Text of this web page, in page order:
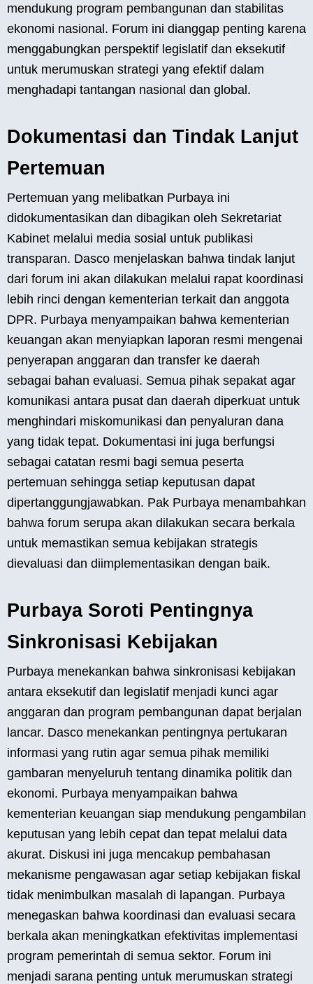
mendukung program pembangunan dan stabilitas
ekonomi nasional. Forum ini dianggap penting karena
menggabungkan perspektif legislatif dan eksekutif
untuk merumuskan strategi yang efektif dalam
menghadapi tantangan nasional dan global.
Dokumentasi dan Tindak Lanjut
Pertemuan
Pertemuan yang melibatkan Purbaya ini
didokumentasikan dan dibagikan oleh Sekretariat
Kabinet melalui media sosial untuk publikasi
transparan. Dasco menjelaskan bahwa tindak lanjut
dari forum ini akan dilakukan melalui rapat koordinasi
lebih rinci dengan kementerian terkait dan anggota
DPR. Purbaya menyampaikan bahwa kementerian
keuangan akan menyiapkan laporan resmi mengenai
penyerapan anggaran dan transfer ke daerah
sebagai bahan evaluasi. Semua pihak sepakat agar
komunikasi antara pusat dan daerah diperkuat untuk
menghindari miskomunikasi dan penyaluran dana
yang tidak tepat. Dokumentasi ini juga berfungsi
sebagai catatan resmi bagi semua peserta
pertemuan sehingga setiap keputusan dapat
dipertanggungjawabkan. Pak Purbaya menambahkan
bahwa forum serupa akan dilakukan secara berkala
untuk memastikan semua kebijakan strategis
dievaluasi dan diimplementasikan dengan baik.
Purbaya Soroti Pentingnya
Sinkronisasi Kebijakan
Purbaya menekankan bahwa sinkronisasi kebijakan
antara eksekutif dan legislatif menjadi kunci agar
anggaran dan program pembangunan dapat berjalan
lancar. Dasco menekankan pentingnya pertukaran
informasi yang rutin agar semua pihak memiliki
gambaran menyeluruh tentang dinamika politik dan
ekonomi. Purbaya menyampaikan bahwa
kementerian keuangan siap mendukung pengambilan
keputusan yang lebih cepat dan tepat melalui data
akurat. Diskusi ini juga mencakup pembahasan
mekanisme pengawasan agar setiap kebijakan fiskal
tidak menimbulkan masalah di lapangan. Purbaya
menegaskan bahwa koordinasi dan evaluasi secara
berkala akan meningkatkan efektivitas implementasi
program pemerintah di semua sektor. Forum ini
menjadi sarana penting untuk merumuskan strategi